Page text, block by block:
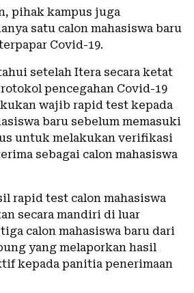
pihak kampus juga
satu calon mahasiswa baru
Covid-19.
setelah Itera secara ketat
pencegahan Covid-19
wajib rapid test kepada
baru sebelum memasuki
untuk melakukan verifikasi
sebagai calon mahasiswa
rapid test calon mahasiswa
secara mandiri di luar
calon mahasiswa baru dari
yang melaporkan hasil
kepada panitia penerimaan